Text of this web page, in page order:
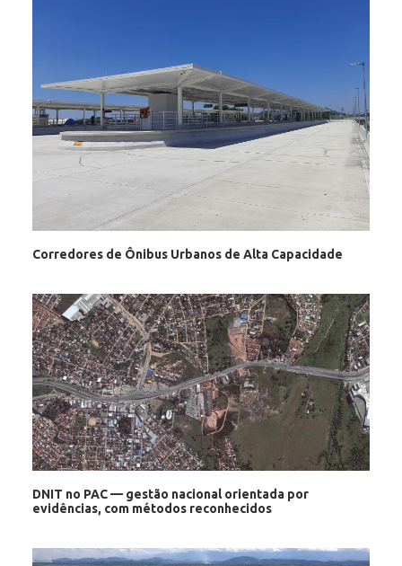
Corredores de Ônibus Urbanos de Alta Capacidade
DNIT no PAC — gestão nacional orientada por
evidências, com métodos reconhecidos